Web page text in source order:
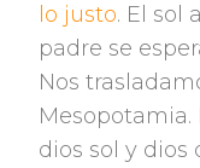
lo justo. El sol
padre se
Nos
Mesopotamia.
dios sol y dios